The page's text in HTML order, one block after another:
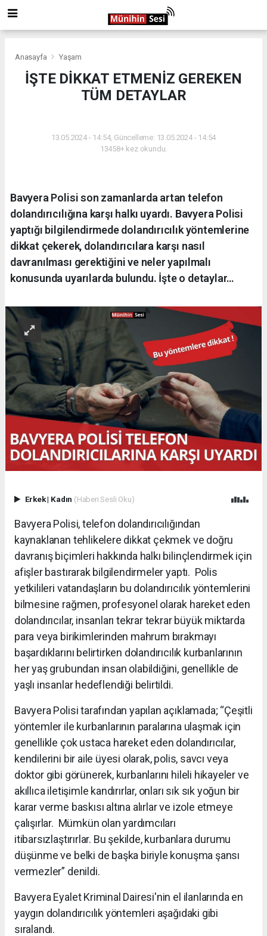
Anasayfa Yaşam
İŞTE DİKKAT ETMENİZ GEREKEN
TÜM DETAYLAR
13.05.2024 - 14:54, Güncelleme: 13.05.2024 - 14:54
13458+ kez okundu.
Bavyera Polisi son zamanlarda artan telefon
dolandırıcılığına karşı halkı uyardı. Bavyera Polisi
yaptığı bilgilendirmede dolandırıcılık yöntemlerine
dikkat çekerek, dolandırıcılara karşı nasıl
davranılması gerektiğini ve neler yapılmalı
konusunda uyarılarda bulundu. İşte o detaylar…
Erkek| Kadın (Haberi Sesli Oku)
Bavyera Polisi, telefon dolandırıcılığından
kaynaklanan tehlikelere dikkat çekmek ve doğru
davranış biçimleri hakkında halkı bilinçlendirmek için
afişler bastırarak bilgilendirmeler yaptı. Polis
yetkilileri vatandaşların bu dolandırıcılık yöntemlerini
bilmesine rağmen, profesyonel olarak hareket eden
dolandırıcılar, insanları tekrar tekrar büyük miktarda
para veya birikimlerinden mahrum bırakmayı
başardıklarını belirtirken dolandırıcılık kurbanlarının
her yaş grubundan insan olabildiğini, genellikle de
yaşlı insanlar hedeflendiği belirtildi.
Bavyera Polisi tarafından yapılan açıklamada; “Çeşitli
yöntemler ile kurbanlarının paralarına ulaşmak için
genellikle çok ustaca hareket eden dolandırıcılar,
kendilerini bir aile üyesi olarak, polis, savcı veya
doktor gibi görünerek, kurbanlarını hileli hikayeler ve
akıllıca iletişimle kandırırlar, onları sık sık yoğun bir
karar verme baskısı altına alırlar ve izole etmeye
çalışırlar. Mümkün olan yardımcıları
itibarsızlaştırırlar. Bu şekilde, kurbanlara durumu
düşünme ve belki de başka biriyle konuşma şansı
vermezler” denildi.
Bavyera Eyalet Kriminal Dairesi'nin el ilanlarında en
yaygın dolandırıcılık yöntemleri aşağıdaki gibi
sıralandı.